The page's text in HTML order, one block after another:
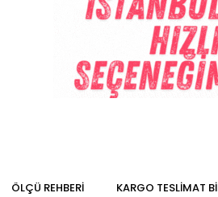
ÖLÇÜ REHBERI KARGO TESLIMAT